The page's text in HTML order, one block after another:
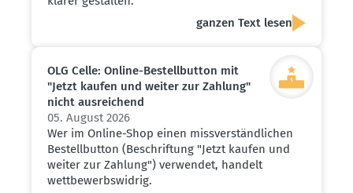
ganzen Text lesen
OLG Celle: Online-Bestell­button mit
"Jetzt kaufen und weiter zur Zahlung"
nicht ausrei­chend
05. August 2026
Wer im Online-Shop einen missverständlichen
Bestellbutton (Beschriftung "Jetzt kaufen und
weiter zur Zahlung") verwendet, handelt
wettbewerbswidrig.